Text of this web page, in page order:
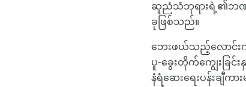
ဆူညံသံဘုရားရဲ့၏ဘဏ်အာ
ခုဖြစ်သည်။
ဘေးဖယ်သည့်လောင်းက
ပူ-ခွေးတိုက်ကျွေးခြင်
နံရံဆေးရေးပန်းချီက